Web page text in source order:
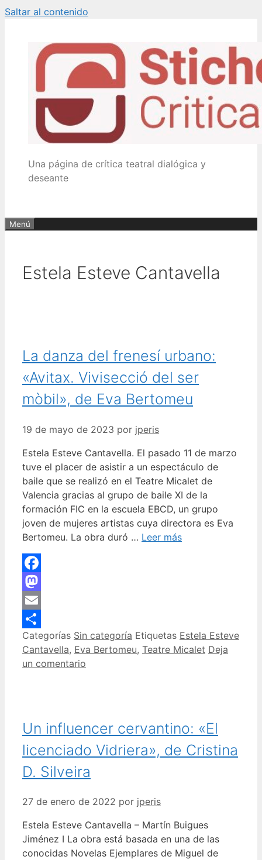
Saltar al contenido
Una página de crítica teatral dialógica y
deseante
Menú
Estela Esteve Cantavella
La danza del frenesí urbano:
«Avitax. Vivisecció del ser
mòbil», de Eva Bertomeu
19 de mayo de 2023 por jperis
Estela Esteve Cantavella. El pasado 11 de marzo
tuve el placer de asistir a un espectáculo de
baile que se realizó en el Teatre Micalet de
Valencia gracias al grupo de baile XI de la
formación FIC en la escuela EBCD, un grupo
joven de mujeres artistas cuya directora es Eva
Bertomeu. La obra duró … Leer más
Facebook
Mastodon
Email
Compartir
Categorías Sin categoría Etiquetas Estela Esteve
Cantavella, Eva Bertomeu, Teatre Micalet Deja
un comentario
Un influencer cervantino: «El
licenciado Vidriera», de Cristina
D. Silveira
27 de enero de 2022 por jperis
Estela Esteve Cantavella – Martín Buigues
Jiménez I La obra está basada en una de las
conocidas Novelas Ejemplares de Miguel de